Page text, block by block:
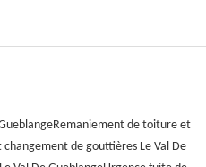
Remaniement de toiture et
changement de gouttières Le Val De